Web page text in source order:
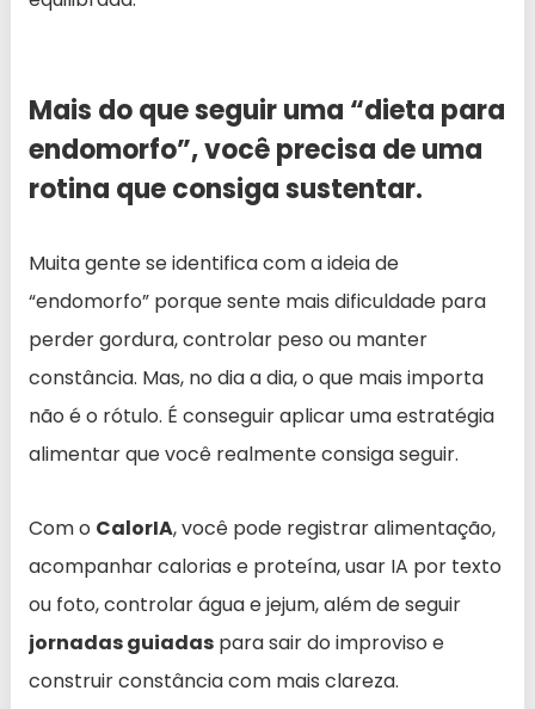
Mais do que seguir uma “dieta para
endomorfo”, você precisa de uma
rotina que consiga sustentar.
Muita gente se identifica com a ideia de
“endomorfo” porque sente mais dificuldade para
perder gordura, controlar peso ou manter
constância. Mas, no dia a dia, o que mais importa
não é o rótulo. É conseguir aplicar uma estratégia
alimentar que você realmente consiga seguir.
Com o CalorIA, você pode registrar alimentação,
acompanhar calorias e proteína, usar IA por texto
ou foto, controlar água e jejum, além de seguir
jornadas guiadas para sair do improviso e
construir constância com mais clareza.